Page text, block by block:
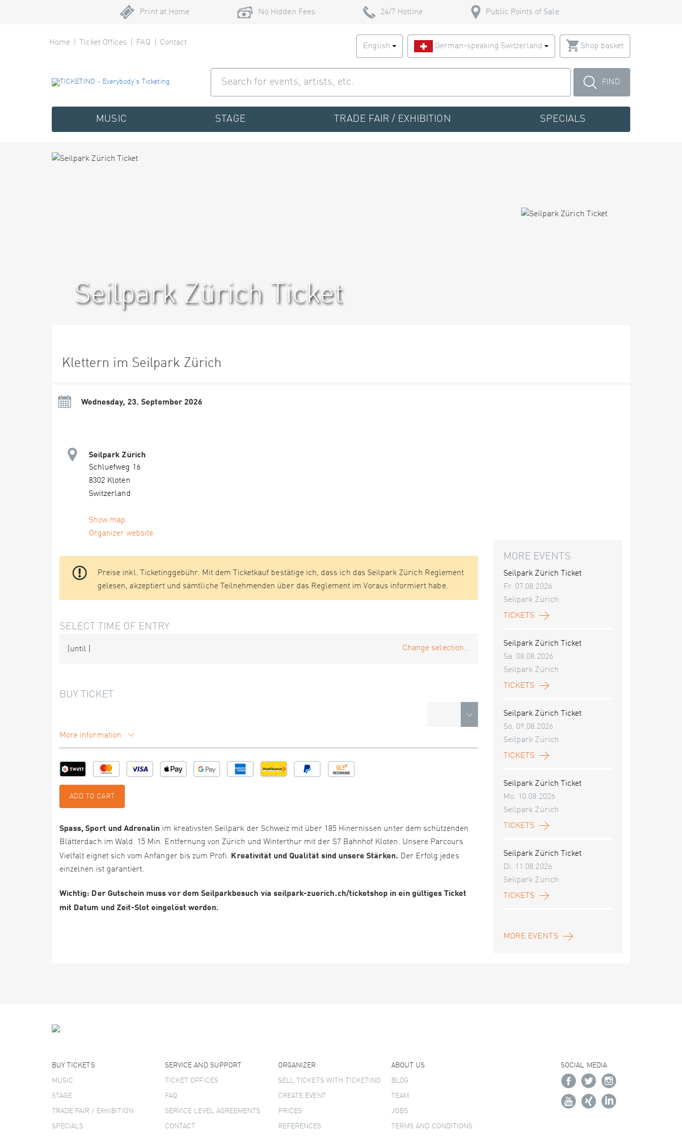
Print at Home No Hidden Fees 24/7 Hotline Public Points of Sale
Home Ticket Offices FAQ Contact English German-speaking Switzerland Shop basket
FIND
MUSIC STAGE TRADE FAIR / EXHIBITION SPECIALS
Seilpark Zürich Ticket
Klettern im Seilpark Zürich
Wednesday, 23. September 2026
Seilpark Zürich
Schluefweg 16
8302 Kloten
Switzerland
Show map
Organizer website
Preise inkl. Ticketinggebühr. Mit dem Ticketkauf bestätige ich, dass ich das Seilpark Zürich Reglement
gelesen, akzeptiert und sämtliche Teilnehmenden über das Reglement im Voraus informiert habe.
SELECT TIME OF ENTRY
(until Change selection...
BUY TICKET
More information
ADD TO CART
Spass, Sport und Adrenalin im kreativsten Seilpark der Schweiz mit über 185 Hinernissen unter dem schützenden
Blätterdach im Wald. 15 Min. Entfernung von Zürich und Winterthur mit der S7 Bahnhof Kloten. Unsere Parcours
Vielfalt eignet sich vom Anfänger bis zum Profi. Kreativität und Qualität sind unsere Stärken. Der Erfolg jedes
einzelnen ist garantiert.
Wichtig: Der Gutschein muss vor dem Seilparkbesuch via seilpark-zuerich.ch/ticketshop in ein gültiges Ticket
mit Datum und Zeit-Slot eingelöst werden.
MORE EVENTS
Seilpark Zürich Ticket
Fr. 07.08.2026
Seilpark Zürich
TICKETS
Seilpark Zürich Ticket
Sa. 08.08.2026
Seilpark Zürich
TICKETS
Seilpark Zürich Ticket
So. 09.08.2026
Seilpark Zürich
TICKETS
Seilpark Zürich Ticket
Mo. 10.08.2026
Seilpark Zürich
TICKETS
Seilpark Zürich Ticket
Di. 11.08.2026
Seilpark Zürich
TICKETS
MORE EVENTS
BUY TICKETS
MUSIC
STAGE
TRADE FAIR / EXHIBITION
SPECIALS
SERVICE AND SUPPORT
TICKET OFFICES
FAQ
SERVICE LEVEL AGREEMENTS
CONTACT
ORGANIZER
SELL TICKETS WITH TICKETINO
CREATE EVENT
PRICES
REFERENCES
ABOUT US
BLOG
TEAM
JOBS
TERMS AND CONDITIONS
SOCIAL MEDIA